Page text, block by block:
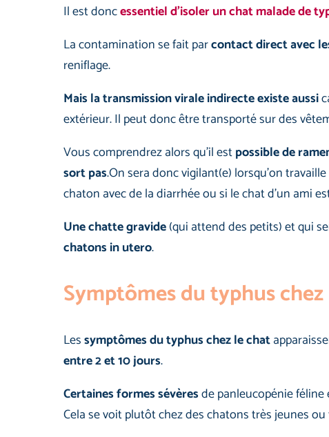
Il est doncessentiel d’isoler un chat malade de
La contamination se fait parcontact direct avec
reniflage.
Mais la transmission virale indirecte existe aussi
extérieur. Il peut donc être transporté sur des
Vous comprendrez alors qu’il estpossible de
sort pas.On sera donc vigilant(e) lorsqu’on
chaton avec de la diarrhée ou si le chat d’un ami
Une chatte gravide(qui attend des petits) et qui
chatons in utero.
Symptômes du typhus
Lessymptômes du typhus chez le chat
entre 2 et 10 jours.
Certaines formes sévèresde panleucopénie
Cela se voit plutôt chez des chatons très jeunes